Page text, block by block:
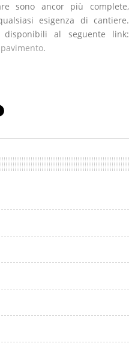
sono ancor più complete,
esigenza di cantiere.
disponibili al seguente link:
.